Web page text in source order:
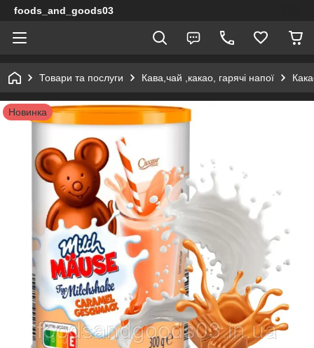
foods_and_goods03
Товари та послуги Кава,чай ,какао, гарячі напої
Новинка